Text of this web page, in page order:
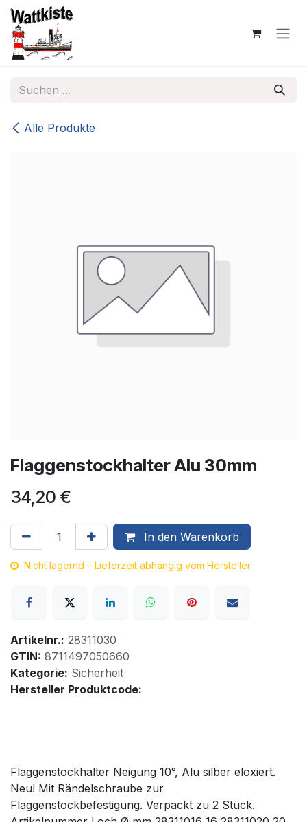
Zum Inhalt springen
Alle Produkte
Flaggenstockhalter Alu 30mm
34,20 €
In den Warenkorb
Nicht lagernd – Lieferzeit abhängig vom Hersteller
Artikelnr.: 28311030
GTIN: 8711497050660
Kategorie: Sicherheit
Hersteller Produktcode:
Flaggenstockhalter Neigung 10°, Alu silber eloxiert.
Neu! Mit Rändelschraube zur
Flaggenstockbefestigung. Verpackt zu 2 Stück.